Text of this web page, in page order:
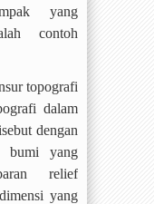
yang
contoh
topografi
dalam
dengan
bumi yang
relief
yang